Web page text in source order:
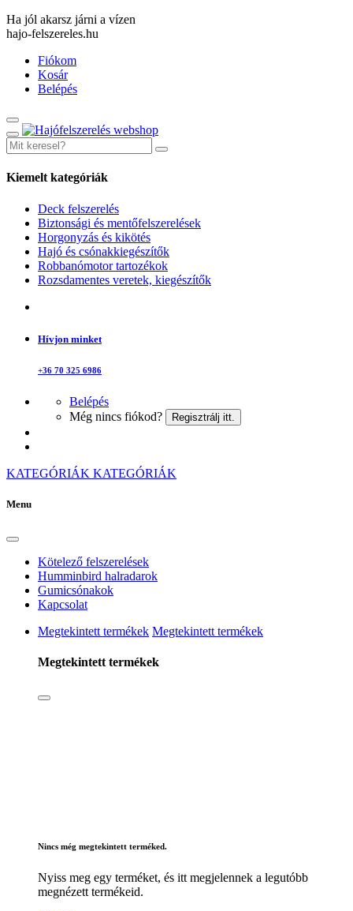
Ha jól akarsz járni a vízen
hajo-felszereles.hu
Fiókom
Kosár
Belépés
Kiemelt kategóriák
Deck felszerelés
Biztonsági és mentőfelszerelések
Horgonyzás és kikötés
Hajó és csónakkiegészítők
Robbanómotor tartozékok
Rozsdamentes veretek, kiegészítők
Hívjon minket
+36 70 325 6986
Belépés
Még nincs fiókod?
Regisztrálj itt.
KATEGÓRIÁK KATEGÓRIÁK
Menu
Kötelező felszerelések
Humminbird halradarok
Gumicsónakok
Kapcsolat
Megtekintett termékek Megtekintett termékek
Megtekintett termékek
Nincs még megtekintett terméked.
Nyiss meg egy terméket, és itt megjelennek a legutóbb
megnézett termékeid.